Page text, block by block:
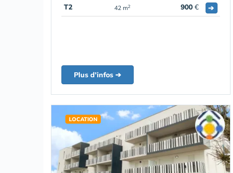
T2 42 m2 900 € ➔
Plus d'infos ➔
LOCATION